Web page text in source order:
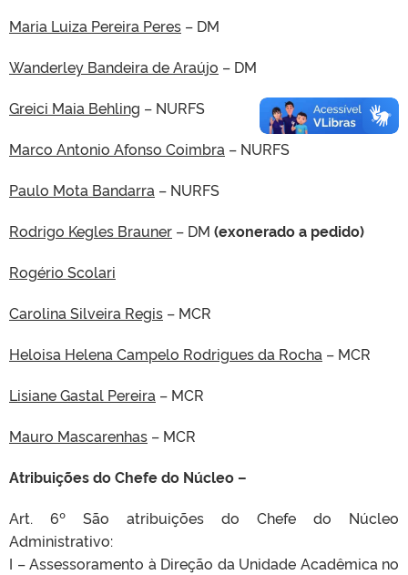
Maria Luiza Pereira Peres – DM
Wanderley Bandeira de Araújo – DM
Greici Maia Behling – NURFS
Marco Antonio Afonso Coimbra – NURFS
Paulo Mota Bandarra – NURFS
Rodrigo Kegles Brauner – DM (exonerado a pedido)
Rogério Scolari
Carolina Silveira Regis – MCR
Heloisa Helena Campelo Rodrigues da Rocha – MCR
Lisiane Gastal Pereira – MCR
Mauro Mascarenhas – MCR
Atribuições do Chefe do Núcleo –
Art. 6º São atribuições do Chefe do Núcleo
Administrativo:
I – Assessoramento à Direção da Unidade Acadêmica no